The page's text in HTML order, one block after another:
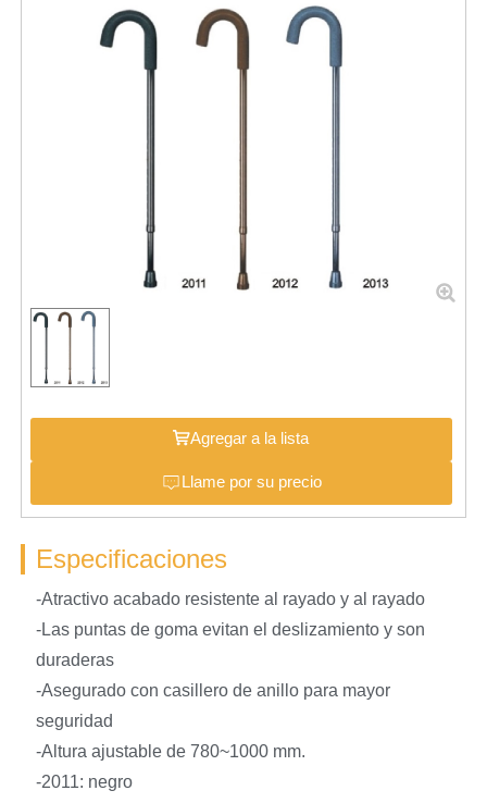
Agregar a la lista
Llame por su precio
Especificaciones
-Atractivo acabado resistente al rayado y al rayado
-Las puntas de goma evitan el deslizamiento y son
duraderas
-Asegurado con casillero de anillo para mayor
seguridad
-Altura ajustable de 780~1000 mm.
-2011: negro